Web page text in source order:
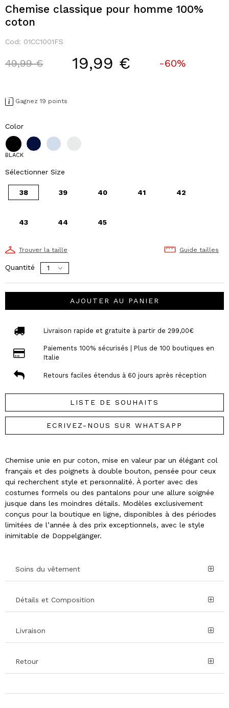
Chemise classique pour homme 100%
coton
Cod: 01CC1001FS
Price reduced from
49,99 €to 19,99 € -60%
Gagnez 19 points
Color
BLACK
Sélectionner Size
38 39 40 41 42
43 44 45
Trouver la taille Guide tailles
Quantité
AJOUTER AU PANIER
Livraison rapide et gratuite à partir de 299,00€
Paiements 100% sécurisés | Plus de 100 boutiques en
Italie
Retours faciles étendus à 60 jours après réception
LISTE DE SOUHAITS
ECRIVEZ-NOUS SUR WHATSAPP
Chemise unie en pur coton, mise en valeur par un élégant col
français et des poignets à double bouton, pensée pour ceux
qui recherchent style et personnalité. À porter avec des
costumes formels ou des pantalons pour une allure soignée
jusque dans les moindres détails. Modèles exclusivement
conçus pour la boutique en ligne, disponibles à des périodes
limitées de l’année à des prix exceptionnels, avec le style
inimitable de Doppelgänger.
Soins du vêtement
Détails et Composition
Livraison
Retour